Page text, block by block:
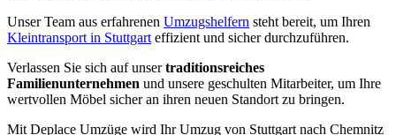
Unser Team aus erfahrenen Umzugshelfern steht bereit, um Ihren
Kleintransport in Stuttgart effizient und sicher durchzuführen.
Verlassen Sie sich auf unsertraditionsreiches
Familienunternehmen und unsere geschulten Mitarbeiter, um Ihre
wertvollen Möbel sicher an ihren neuen Standort zu bringen.
Mit Deplace Umzüge wird Ihr Umzug von Stuttgart nach Chemnitz⁠